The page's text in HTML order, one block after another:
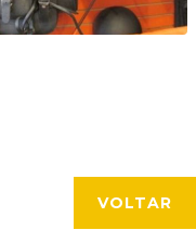
VOLTAR